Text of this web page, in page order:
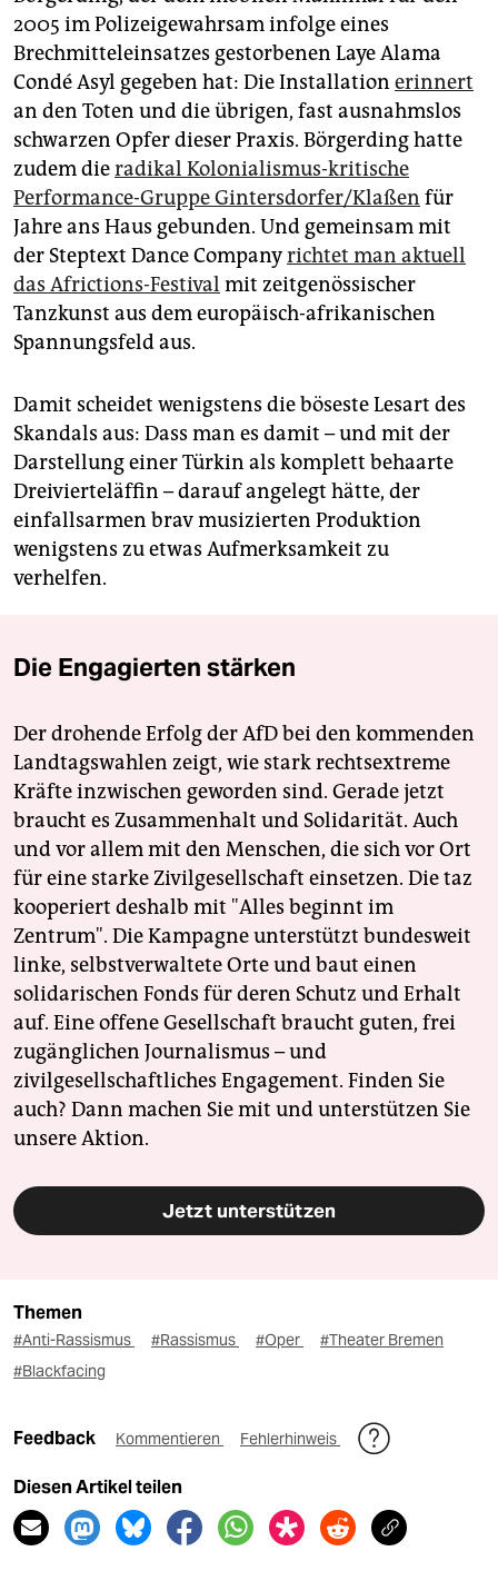
2005 im Polizeigewahrsam infolge eines
Brechmitteleinsatzes gestorbenen Laye Alama
Condé Asyl gegeben hat: Die Installation erinnert
an den Toten und die übrigen, fast ausnahmslos
schwarzen Opfer dieser Praxis. Börgerding hatte
zudem dieradikal Kolonialismus-kritische
Performance-Gruppe Gintersdorfer/Klaßen für
Jahre ans Haus gebunden. Und gemeinsam mit
der Steptext Dance Companyrichtet man aktuell
das Afric­tions-Festival mit zeitgenössischer
Tanzkunst aus dem europäisch-afrikanischen
Spannungsfeld aus.
Damit scheidet wenigstens die böseste Lesart des
Skandals aus: Dass man es damit – und mit der
Darstellung einer Türkin als komplett behaarte
Dreivierteläffin – darauf angelegt hätte, der
einfallsarmen brav musizierten Produktion
wenigstens zu etwas Aufmerksamkeit zu
verhelfen.
Die Engagierten stärken
Der drohende Erfolg der AfD bei den kommenden
Landtagswahlen zeigt, wie stark rechtsextreme
Kräfte inzwischen geworden sind. Gerade jetzt
braucht es Zusammenhalt und Solidarität. Auch
und vor allem mit den Menschen, die sich vor Ort
für eine starke Zivilgesellschaft einsetzen. Die taz
kooperiert deshalb mit "Alles beginnt im
Zentrum". Die Kampagne unterstützt bundesweit
linke, selbstverwaltete Orte und baut einen
solidarischen Fonds für deren Schutz und Erhalt
auf. Eine offene Gesellschaft braucht guten, frei
zugänglichen Journalismus – und
zivilgesellschaftliches Engagement. Finden Sie
auch? Dann machen Sie mit und unterstützen Sie
unsere Aktion.
Jetzt unterstützen
Themen
#Anti-Rassismus #Rassismus #Oper
#Theater Bremen
#Blackfacing
Feedback Kommentieren Fehlerhinweis
Diesen Artikel teilen